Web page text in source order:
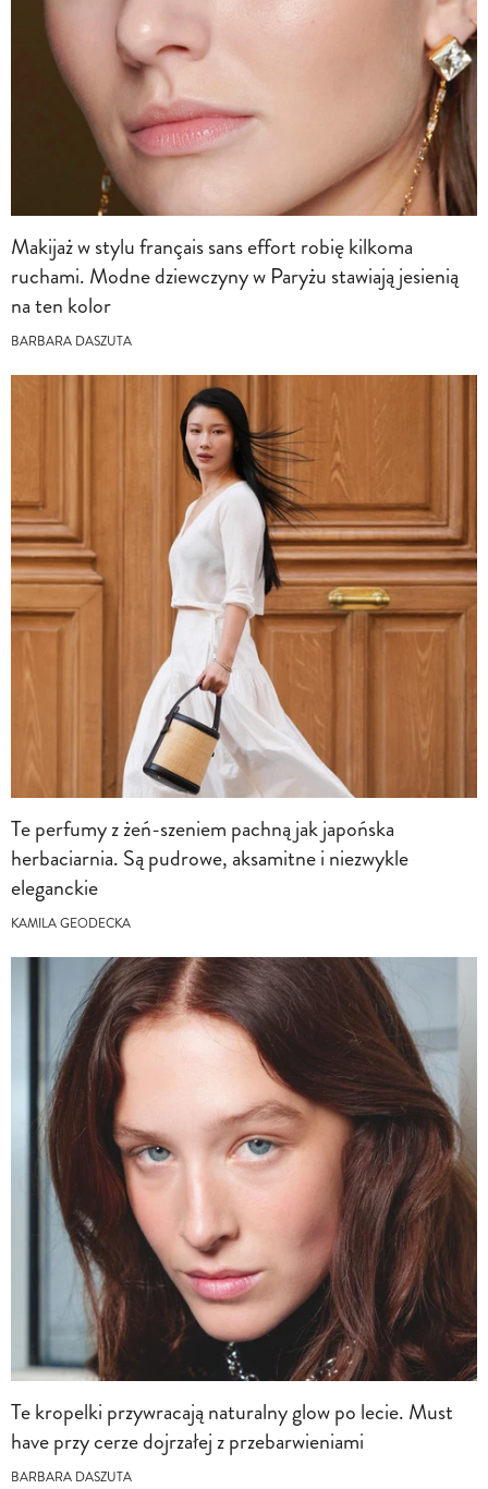
Makijaż w stylu français sans effort robię kilkoma
ruchami. Modne dziewczyny w Paryżu stawiają jesienią
na ten kolor
BARBARA DASZUTA
Te perfumy z żeń-szeniem pachną jak japońska
herbaciarnia. Są pudrowe, aksamitne i niezwykle
eleganckie
KAMILA GEODECKA
Te kropelki przywracają naturalny glow po lecie. Must
have przy cerze dojrzałej z przebarwieniami
BARBARA DASZUTA